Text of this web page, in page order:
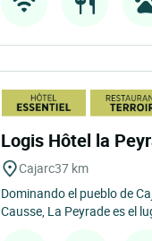
Logis Hôtel la
Cajarc37 km
Dominando el pueblo de
Causse, La Peyrade es el